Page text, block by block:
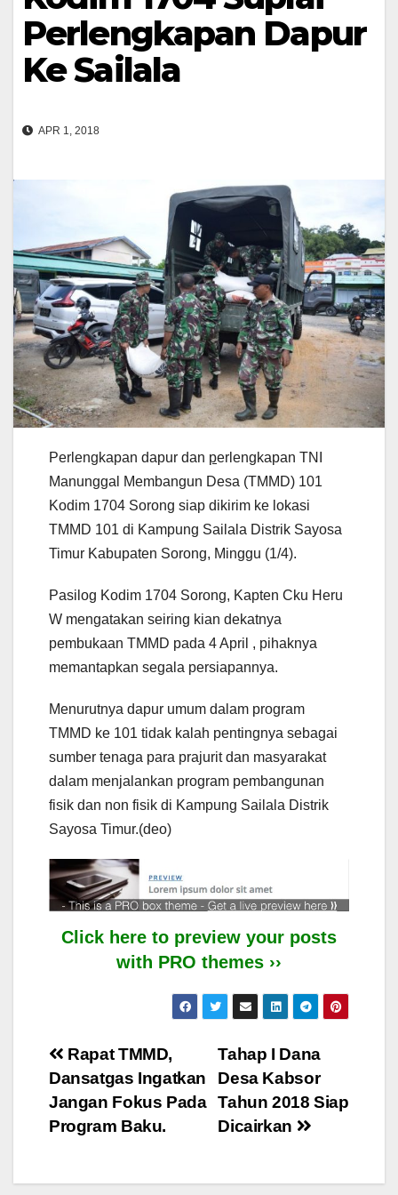
Perlengkapan Dapur
Ke Sailala
APR 1, 2018
Perlengkapan dapur dan perlengkapan TNI
Manunggal Membangun Desa (TMMD) 101
Kodim 1704 Sorong siap dikirim ke lokasi
TMMD 101 di Kampung Sailala Distrik Sayosa
Timur Kabupaten Sorong, Minggu (1/4).
Pasilog Kodim 1704 Sorong, Kapten Cku Heru
W mengatakan seiring kian dekatnya
pembukaan TMMD pada 4 April , pihaknya
memantapkan segala persiapannya.
Menurutnya dapur umum dalam program
TMMD ke 101 tidak kalah pentingnya sebagai
sumber tenaga para prajurit dan masyarakat
dalam menjalankan program pembangunan
fisik dan non fisik di Kampung Sailala Distrik
Sayosa Timur.(deo)
Click here to preview your posts
with PRO themes ››
Post
navigation
Tahap I Dana
Desa Kabsor
Tahun 2018 Siap
Dicairkan
Rapat TMMD,
Dansatgas Ingatkan
Jangan Fokus Pada
Program Baku.